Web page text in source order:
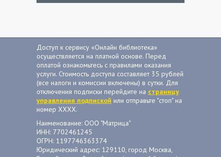
Доступ к сервису «Онлайн библиотека»
осуществляется на платной основе. Перед
оплатой ознакомьтесь с правилами оказания
услуги. Стоимость доступа составляет 35 рублей
(все налоги и комиссии включены) в сутки. Для
отключения подписки перейдите на страницу
управления подпиской или отправьте "стоп" на
номер ХХХХ.
Наименование: ООО "Матрица"
ИНН: 7702461245
ОГРН: 1197746363374
Юридический адрес: 129110, город Москва,